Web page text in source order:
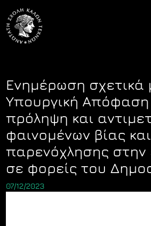
content
Ενημέρωση σχετικά
Υπουργική Απόφαση
πρόληψη και
φαινομένων βίας και
παρενόχλησης στην
σε φορείς του
07/12/2023